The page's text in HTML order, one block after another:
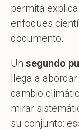
permita
enfoques
documento.
Unsegundo
llega a
cambio
mirar
su conjunto: